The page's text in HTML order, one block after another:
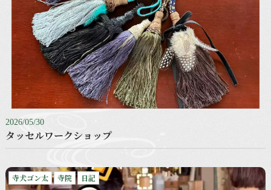
2026/05/30
タッセルワークショップ
寺犬ゴン太 寺院 日記